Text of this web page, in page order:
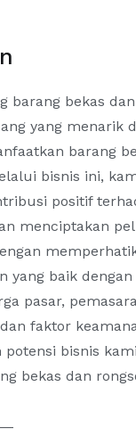
barang bekas
yang menarik
barang
bisnis ini,
positif
menciptakan
yang baik dengan
pasar,
faktor
bisnis
bekas dan